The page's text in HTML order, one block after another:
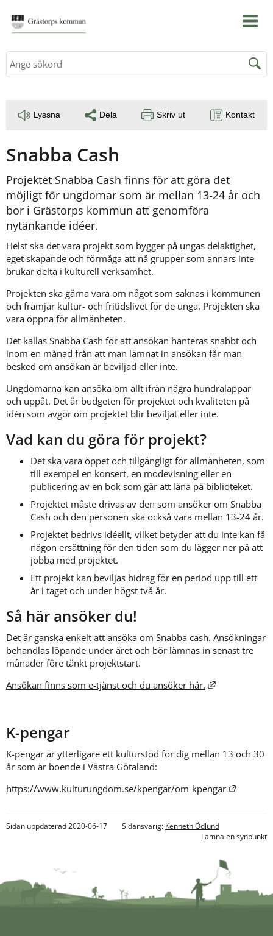
Sök
Lyssna Dela Skriv ut Kontakt
Snabba Cash
Projektet Snabba Cash finns för att göra det
möjligt för ungdomar som är mellan 13-24 år och
bor i Grästorps kommun att genomföra
nytänkande idéer.
Helst ska det vara projekt som bygger på ungas delaktighet,
eget skapande och förmåga att nå grupper som annars inte
brukar delta i kulturell verksamhet.
Projekten ska gärna vara om något som saknas i kommunen
och främjar kultur- och fritidslivet för de unga. Projekten ska
vara öppna för allmänheten.
Det kallas Snabba Cash för att ansökan hanteras snabbt och
inom en månad från att man lämnat in ansökan får man
besked om ansökan är beviljad eller inte.
Ungdomarna kan ansöka om allt ifrån några hundralappar
och uppåt. Det är budgeten för projektet och kvaliteten på
idén som avgör om projektet blir beviljat eller inte.
Vad kan du göra för projekt?
Det ska vara öppet och tillgängligt för allmänheten, som
till exempel en konsert, en modevisning eller en
publicering av en bok som går att låna på biblioteket.
Projektet måste drivas av den som ansöker om Snabba
Cash och den personen ska också vara mellan 13-24 år.
Projektet bedrivs idéellt, vilket betyder att du inte kan få
någon ersättning för den tiden som du lägger ner på att
jobba med projektet.
Ett projekt kan beviljas bidrag för en period upp till ett
år i taget och under högst två år.
Så här ansöker du!
Det är ganska enkelt att ansöka om Snabba cash. Ansökningar
behandlas löpande under året och bör lämnas in senast tre
månader före tänkt projektstart.
Ansökan finns som e-tjänst och du ansöker här.
Länk till
K-pengar
K-pengar är ytterligare ett kulturstöd för dig mellan 13 och 30
år som är boende i Västra Götaland:
https://www.kulturungdom.se/kpengar/om-kpengar
Länk till
Sidan uppdaterad 2020-06-17 Sidansvarig: Kenneth Ödlund
Lämna en synpunkt